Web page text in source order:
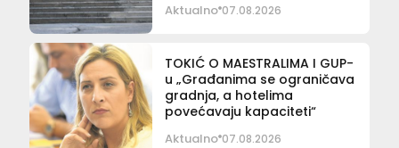
Aktualno 07.08.2026
TOKIĆ O MAESTRALIMA I GUP-
u „Građanima se ograničava
gradnja, a hotelima
povećavaju kapaciteti“
Aktualno 07.08.2026